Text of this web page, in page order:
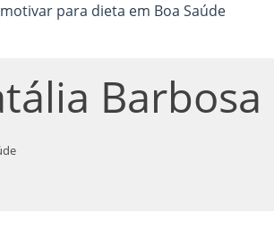
para dieta em Boa Saúde
Barbosa